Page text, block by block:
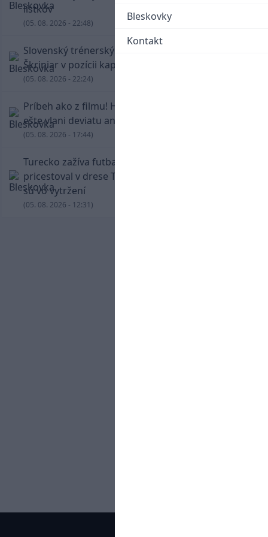
Bleskovky
Kontakt
lístkov
(05. 08. 2026 - 22:48)
Slovenský trénerský súboj pre Borbélyho,
Škriniar v pozícii kapitána potiahol Fenerbahce
(05. 08. 2026 - 22:24)
Príbeh ako z filmu! Hrdina Slovana Kianga hral
ešte vlani deviatu anglickú ligu
(05. 08. 2026 - 17:44)
Turecko zažíva futbalové šialenstvo! Salah
pricestoval v drese Trabzonsporu, fanúšikovia
sú vo vytržení
(05. 08. 2026 - 12:31)